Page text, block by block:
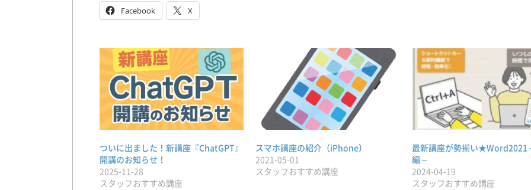
Facebook X
ついに出ました！新講座『ChatGPT』
開講のお知らせ！
2025-11-28
スタッフおすすめ講座
スマホ講座の紹介（iPhone）
2021-05-01
スタッフおすすめ講座
最新講座が勢揃い★Word2021
編～
2024-04-19
スタッフおすすめ講座